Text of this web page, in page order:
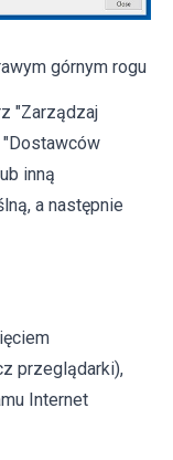
górnym rogu
"Zarządzaj
inną
a następnie
przeglądarki),
Internet